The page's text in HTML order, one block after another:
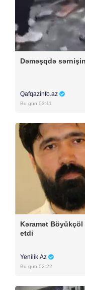
Dəməşqdə
Qafqazinfo.az
Bu gün 03:11
Kəramət Böyükçöl
etdi
Yenilik.Az
Bu gün 02:22